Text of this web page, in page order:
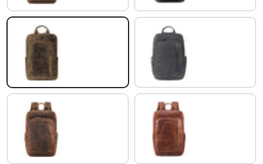
marrón - medio carbon - gris
kreta - marrón sesto - coñac